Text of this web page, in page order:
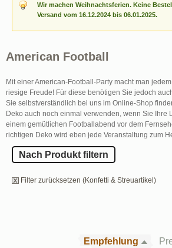
Wir machen Weihnachtsferien. Keine
Versand vom 16.12.2024 bis 06.01.2025.
American Football
Mit einer American-Football-Party macht man
riesige Freude! Für diese benötigen Sie jedoch
Sie selbstverständlich bei uns im Online-Shop
Deko auch noch einmal verwenden, wenn Sie Ihre
einem gemütlichen Footballabend vor dem
richtigen Deko wird eben jede Veranstaltung zum
Nach Produkt filtern
Filter zurücksetzen (Konfetti & Streuartikel)
Empfehlung